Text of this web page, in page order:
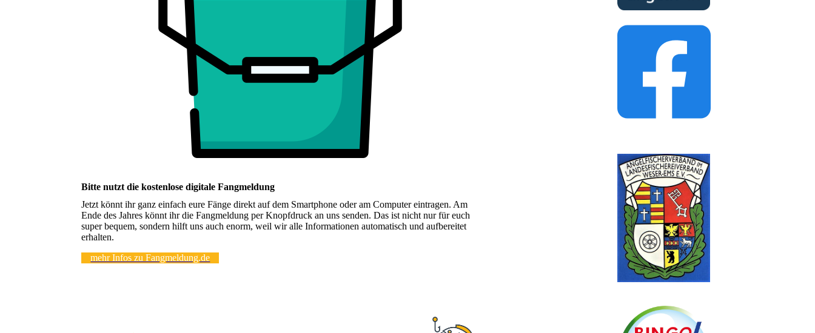
Bitte nutzt die kostenlose digitale Fangmeldung
Jetzt könnt ihr ganz einfach eure Fänge direkt auf dem Smartphone oder am Computer eintragen. Am
Ende des Jahres könnt ihr die Fangmeldung per Knopfdruck an uns senden. Das ist nicht nur für euch
super bequem, sondern hilft uns auch enorm, weil wir alle Informationen automatisch und aufbereitet
erhalten.
mehr Infos zu Fangmeldung.de